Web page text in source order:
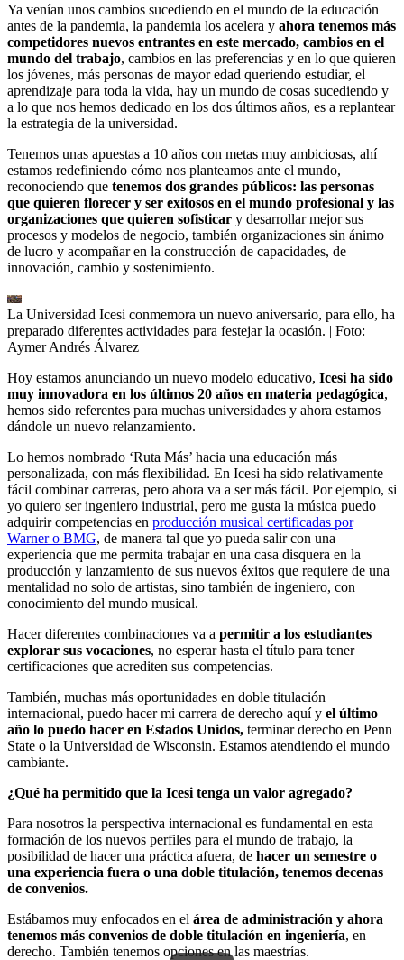
Ya venían unos cambios sucediendo en el mundo de la educación
antes de la pandemia, la pandemia los acelera y ahora tenemos más
competidores nuevos entrantes en este mercado, cambios en el
mundo del trabajo, cambios en las preferencias y en lo que quieren
los jóvenes, más personas de mayor edad queriendo estudiar, el
aprendizaje para toda la vida, hay un mundo de cosas sucediendo y
a lo que nos hemos dedicado en los dos últimos años, es a replantear
la estrategia de la universidad.
Tenemos unas apuestas a 10 años con metas muy ambiciosas, ahí
estamos redefiniendo cómo nos planteamos ante el mundo,
reconociendo que tenemos dos grandes públicos: las personas
que quieren florecer y ser exitosos en el mundo profesional y las
organizaciones que quieren sofisticar y desarrollar mejor sus
procesos y modelos de negocio, también organizaciones sin ánimo
de lucro y acompañar en la construcción de capacidades, de
innovación, cambio y sostenimiento.
La Universidad Icesi conmemora un nuevo aniversario, para ello, ha
preparado diferentes actividades para festejar la ocasión. | Foto:
Aymer Andrés Álvarez
Hoy estamos anunciando un nuevo modelo educativo, Icesi ha sido
muy innovadora en los últimos 20 años en materia pedagógica,
hemos sido referentes para muchas universidades y ahora estamos
dándole un nuevo relanzamiento.
Lo hemos nombrado ‘Ruta Más’ hacia una educación más
personalizada, con más flexibilidad. En Icesi ha sido relativamente
fácil combinar carreras, pero ahora va a ser más fácil. Por ejemplo, si
yo quiero ser ingeniero industrial, pero me gusta la música puedo
adquirir competencias en producción musical certificadas por
Warner o BMG, de manera tal que yo pueda salir con una
experiencia que me permita trabajar en una casa disquera en la
producción y lanzamiento de sus nuevos éxitos que requiere de una
mentalidad no solo de artistas, sino también de ingeniero, con
conocimiento del mundo musical.
Hacer diferentes combinaciones va a permitir a los estudiantes
explorar sus vocaciones, no esperar hasta el título para tener
certificaciones que acrediten sus competencias.
También, muchas más oportunidades en doble titulación
internacional, puedo hacer mi carrera de derecho aquí y el último
año lo puedo hacer en Estados Unidos, terminar derecho en Penn
State o la Universidad de Wisconsin. Estamos atendiendo el mundo
cambiante.
¿Qué ha permitido que la Icesi tenga un valor agregado?
Para nosotros la perspectiva internacional es fundamental en esta
formación de los nuevos perfiles para el mundo de trabajo, la
posibilidad de hacer una práctica afuera, de hacer un semestre o
una experiencia fuera o una doble titulación, tenemos decenas
de convenios.
Estábamos muy enfocados en el área de administración y ahora
tenemos más convenios de doble titulación en ingeniería, en
derecho. También tenemos opciones en las maestrías.